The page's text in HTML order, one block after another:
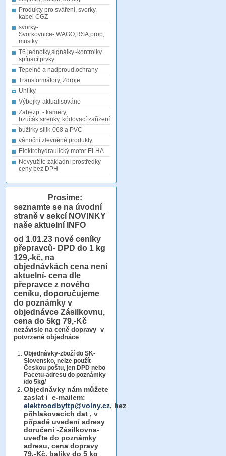
Produkty pro sváření, svorky,
kabel CGZ
svorky-
Svorkovnice-,WAGO,RSA,prop,
můstky
T6 jednotky,signálky.-kontrolky
spínací prvky
Tepelné a nadproud.ochrany
Transformátory, Zdroje
Uhlíky
Výbojky-aktualisováno
Zabezp. - kamery,
bzučák,sirenky, kódovací.zařízení
bužírky silik-068 a PVC
vánoční zlevněné produkty
Elektrohydraulický motor ELHA
Nevyužité základní prostředky
ceny bez DPH
Prosíme:
seznamte se na úvodní
straně v sekcí NOVINKY
naše aktuelní INFO
od 1.01.23 nové ceníky
přepravců- DPD do 1 kg
129,-kč, na
objednávkách cena není
aktuelní- cena dle
přepravce z nového
ceníku, doporučujeme
do poznámky v
objednávce Zásilkovnu,
cena do 5kg 79,-Kč
nezávisle na ceně dopravy v
potvrzené objednáce
Objednávky-zboží do SK-
Slovensko, nelze použít
Českou poštu, jen DPD nebo
Pacetu-adresu do poznámky
/do 5kg/
Objednávky nám můžete
zaslat i e-mailem:
elektroodbyttp@volny.cz, bez
přihlašovacích dat , v
případě uvedení adresy
doručení -Zásilkovna-
uveďte do poznámky
adresu, cena dopravy
79,-Kč, balíky do 5 kg